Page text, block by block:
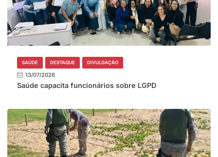
SAÚDE DESTAQUE DIVULGAÇÃO
13/07/2026
Saúde capacita funcionários sobre LGPD